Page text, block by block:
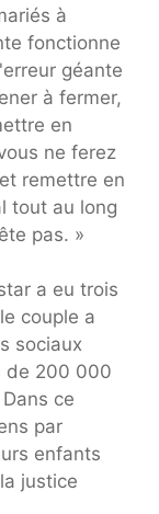
à
fonctionne
géante
à fermer,
en
ne ferez
remettre en
tout au long
pas. »
a eu trois
couple a
sociaux
de 200 000
ce
par
enfants
justice